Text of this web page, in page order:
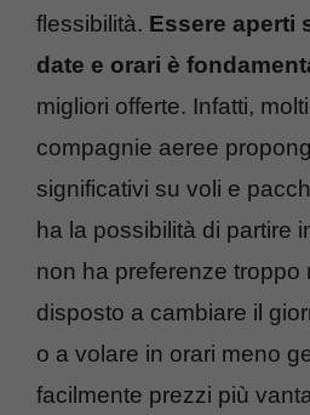
flessibilità. Essere aperti
date e orari è
migliori offerte. Infatti,
compagnie aeree
significativi su voli e
ha la possibilità di partire
non ha preferenze troppo
disposto a cambiare il
o a volare in orari meno
facilmente prezzi più